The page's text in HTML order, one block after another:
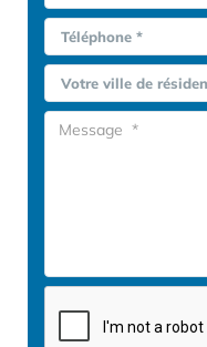
Téléphone *
Votre ville de